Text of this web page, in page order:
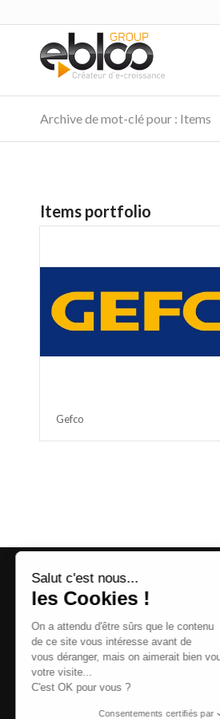
Archive de mot-clé pour : Items
Items portfolio
Gefco
Salut c'est nous...
les Cookies !
On a attendu d'être sûrs que le contenu
de ce site vous intéresse avant de
vous déranger, mais on aimerait bien
votre visite...
C'est OK pour vous ?
Consentements certifiés par